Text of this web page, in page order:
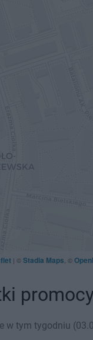
| ©Stadia Maps , ©
tym tygodniu